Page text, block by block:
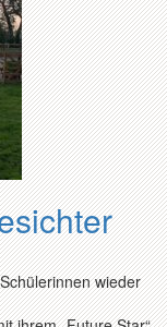
wieder